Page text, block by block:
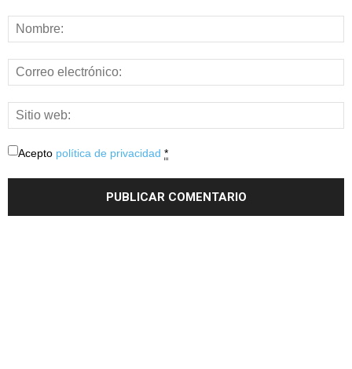
Acepto política de privacidad *